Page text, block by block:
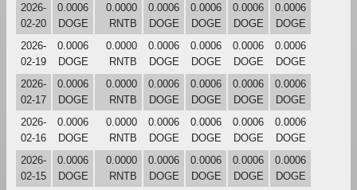
2026-
02-20
0.0006
DOGE
0.0000
RNTB
0.0006
DOGE
0.0006
DOGE
0.0006
DOGE
0.0006
DOGE
2026-
02-19
0.0006
DOGE
0.0000
RNTB
0.0006
DOGE
0.0006
DOGE
0.0006
DOGE
0.0006
DOGE
2026-
02-17
0.0006
DOGE
0.0000
RNTB
0.0006
DOGE
0.0006
DOGE
0.0006
DOGE
0.0006
DOGE
2026-
02-16
0.0006
DOGE
0.0000
RNTB
0.0006
DOGE
0.0006
DOGE
0.0006
DOGE
0.0006
DOGE
2026-
02-15
0.0006
DOGE
0.0000
RNTB
0.0006
DOGE
0.0006
DOGE
0.0006
DOGE
0.0006
DOGE